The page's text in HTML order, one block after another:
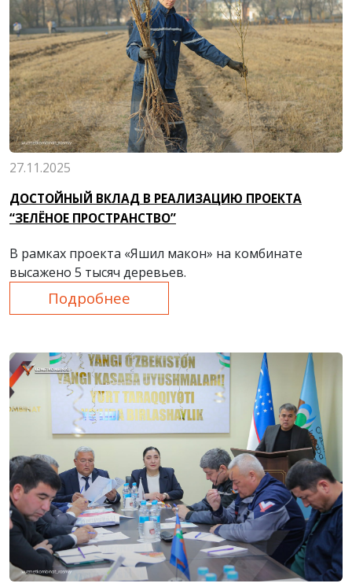
27.11.2025
ДОСТОЙНЫЙ ВКЛАД В РЕАЛИЗАЦИЮ ПРОЕКТА
“ЗЕЛЁНОЕ ПРОСТРАНСТВО”
В рамках проекта «Яшил макон» на комбинате
высажено 5 тысяч деревьев.
Подробнее